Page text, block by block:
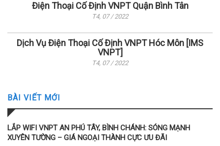
Điện Thoại Cố Định VNPT Quận Bình Tân
T4, 07 / 2022
Dịch Vụ Điện Thoại Cố Định VNPT Hóc Môn [IMS
VNPT]
T4, 07 / 2022
BÀI VIẾT MỚI
LẮP WIFI VNPT AN PHÚ TÂY, BÌNH CHÁNH: SÓNG MẠNH
XUYÊN TƯỜNG – GIÁ NGOẠI THÀNH CỰC ƯU ĐÃI